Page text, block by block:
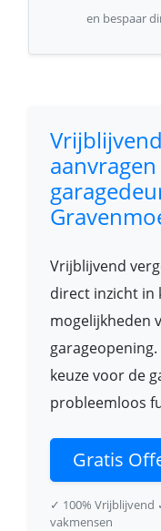
en bespaar
Vrijblijvend
direct inzicht in
mogelijkheden
keuze voor de
probleemloos
Gratis
✓ 100% Vrijblijvend
vakmensen